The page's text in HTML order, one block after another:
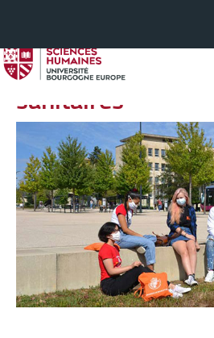
31 AOÛT 2020
Infos rentrée et
sanitaires